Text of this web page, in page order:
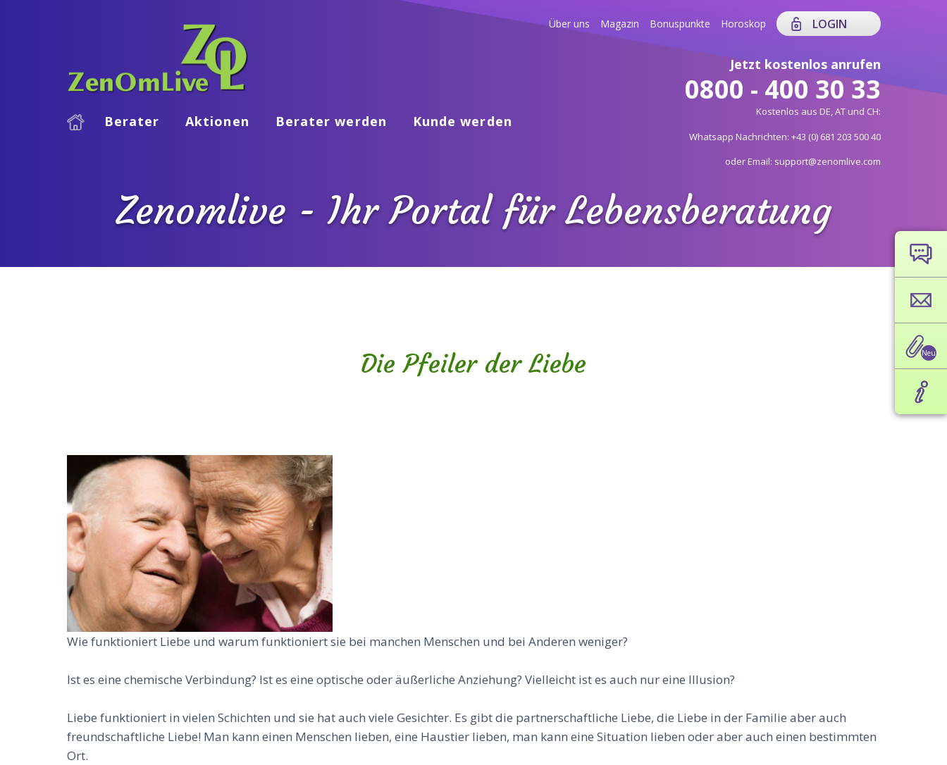
Berater Aktionen Berater werden Kunde werden
Über uns Magazin Bonuspunkte Horoskop LOGIN
Jetzt kostenlos anrufen
0800 - 400 30 33
Kostenlos aus DE, AT und CH:
Whatsapp Nachrichten: +43 (0) 681 203 500 40
oder Email: support@zenomlive.com
Zenomlive - Ihr Portal für Lebensberatung
Die Pfeiler der Liebe
Wie funktioniert Liebe und warum funktioniert sie bei manchen Menschen und bei Anderen weniger?
Ist es eine chemische Verbindung? Ist es eine optische oder äußerliche Anziehung? Vielleicht ist es auch nur eine Illusion?
Liebe funktioniert in vielen Schichten und sie hat auch viele Gesichter. Es gibt die partnerschaftliche Liebe, die Liebe in der Familie aber auch
freundschaftliche Liebe! Man kann einen Menschen lieben, eine Haustier lieben, man kann eine Situation lieben oder aber auch einen bestimmten
Ort.